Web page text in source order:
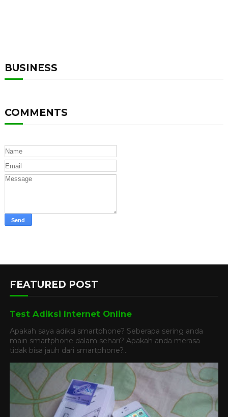
BUSINESS
COMMENTS
FEATURED POST
Test Adiksi Internet Online
Apakah saya adiksi smartphone? Seberapa sering anda
main smartphone dalam sehari? Apakah anda merasa
tidak bisa jauh dari smartphone?...